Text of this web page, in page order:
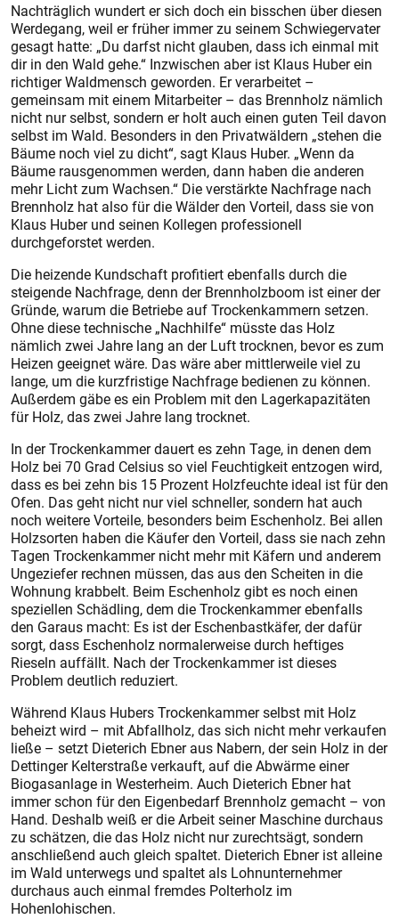
Nachträglich wundert er sich doch ein bisschen über diesen
Werdegang, weil er früher immer zu seinem Schwiegervater
gesagt hatte: „Du darfst nicht glauben, dass ich einmal mit
dir in den Wald gehe.“ Inzwischen aber ist Klaus Huber ein
richtiger Waldmensch geworden. Er verarbeitet –
gemeinsam mit einem Mitarbeiter – das Brennholz nämlich
nicht nur selbst, sondern er holt auch einen guten Teil davon
selbst im Wald. Besonders in den Privatwäldern „stehen die
Bäume noch viel zu dicht“, sagt Klaus Huber. „Wenn da
Bäume rausgenommen werden, dann haben die anderen
mehr Licht zum Wachsen.“ Die verstärkte Nachfrage nach
Brennholz hat also für die Wälder den Vorteil, dass sie von
Klaus Huber und seinen Kollegen professionell
durchgeforstet werden.
Die heizende Kundschaft profitiert ebenfalls durch die
steigende Nachfrage, denn der Brennholzboom ist einer der
Gründe, warum die Betriebe auf Trockenkammern setzen.
Ohne diese technische „Nachhilfe“ müsste das Holz
nämlich zwei Jahre lang an der Luft trocknen, bevor es zum
Heizen geeignet wäre. Das wäre aber mittlerweile viel zu
lange, um die kurzfristige Nachfrage bedienen zu können.
Außerdem gäbe es ein Problem mit den Lagerkapazitäten
für Holz, das zwei Jahre lang trocknet.
In der Trockenkammer dauert es zehn Tage, in denen dem
Holz bei 70 Grad Celsius so viel Feuchtigkeit entzogen wird,
dass es bei zehn bis 15 Prozent Holzfeuchte ideal ist für den
Ofen. Das geht nicht nur viel schneller, sondern hat auch
noch weitere Vorteile, besonders beim Eschenholz. Bei allen
Holzsorten haben die Käufer den Vorteil, dass sie nach zehn
Tagen Trockenkammer nicht mehr mit Käfern und anderem
Ungeziefer rechnen müssen, das aus den Scheiten in die
Wohnung krabbelt. Beim Eschenholz gibt es noch einen
speziellen Schädling, dem die Trockenkammer ebenfalls
den Garaus macht: Es ist der Eschenbastkäfer, der dafür
sorgt, dass Eschenholz normalerweise durch heftiges
Rieseln auffällt. Nach der Trockenkammer ist dieses
Problem deutlich reduziert.
Während Klaus Hubers Trockenkammer selbst mit Holz
beheizt wird – mit Abfallholz, das sich nicht mehr verkaufen
ließe – setzt Dieterich Ebner aus Nabern, der sein Holz in der
Dettinger Kelterstraße verkauft, auf die Abwärme einer
Biogasanlage in Westerheim. Auch Dieterich Ebner hat
immer schon für den Eigenbedarf Brennholz gemacht – von
Hand. Deshalb weiß er die Arbeit seiner Maschine durchaus
zu schätzen, die das Holz nicht nur zurechtsägt, sondern
anschließend auch gleich spaltet. Dieterich Ebner ist alleine
im Wald unterwegs und spaltet als Lohnunternehmer
durchaus auch einmal fremdes Polterholz im
Hohenlohischen.